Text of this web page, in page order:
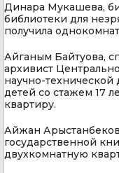
Динара Мукашева,
библиотеки для
получила
Айганым Байтуова,
архивист
научно-
детей со стажем 17
квартиру.
Айжан
государственной
двухкомнатную